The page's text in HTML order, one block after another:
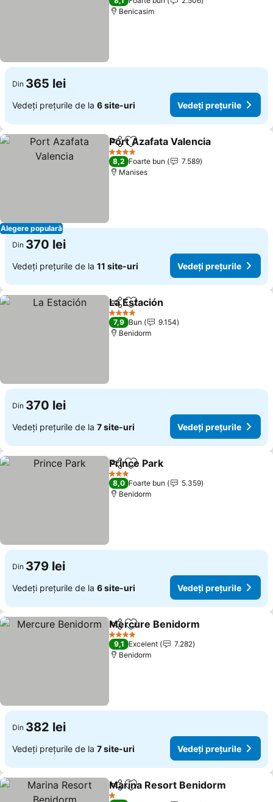
Benicasim
Din 365 lei
Vedeți prețurile de la 6 site-uri Vedeți prețurile
Alegere populară
DistribuițiAdăugaţi la favorite
Port Azafata Valencia
4 Stele
8,2 Foarte bun
7.589
Manises
Din 370 lei
Vedeți prețurile de la 11 site-uri Vedeți prețurile
DistribuițiAdăugaţi la favorite
La Estación
4 Stele
7,9 Bun
9.154
Benidorm
Din 370 lei
Vedeți prețurile de la 7 site-uri Vedeți prețurile
DistribuițiAdăugaţi la favorite
Prince Park
3 Stele
8,0 Foarte bun
5.359
Benidorm
Din 379 lei
Vedeți prețurile de la 6 site-uri Vedeți prețurile
DistribuițiAdăugaţi la favorite
Mercure Benidorm
4 Stele
9,1 Excelent
7.282
Benidorm
Din 382 lei
Vedeți prețurile de la 7 site-uri Vedeți prețurile
DistribuițiAdăugaţi la favorite
Marina Resort Benidorm
1 Stele